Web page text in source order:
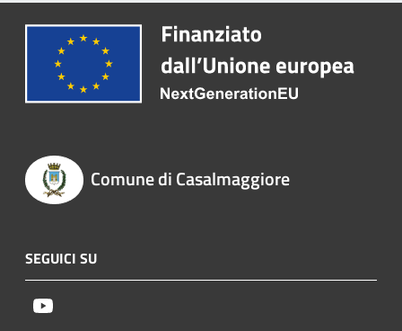
Comune di Casalmaggiore
SEGUICI SU